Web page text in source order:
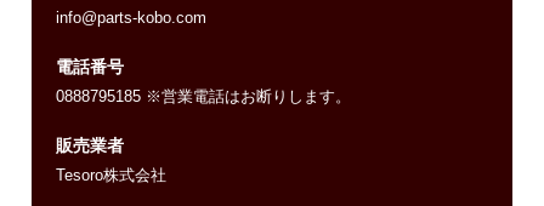
info@parts-kobo.com
電話番号
0888795185 ※営業電話はお断りします。
販売業者
Tesoro株式会社